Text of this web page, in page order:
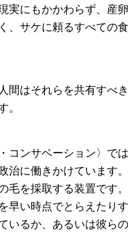
実にもかかわらず、産
、サケに頼るすべての
間はそれらを共有すべ
コンサベーション〉で
治に働きかけています
毛を採取する装置です
早い時点でとらえたり
いるか、あるいは彼ら